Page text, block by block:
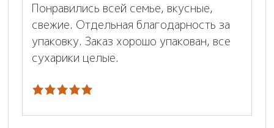
Понравились всей семье, вкусные,
свежие. Отдельная благодарность за
упаковку. Заказ хорошо упакован, все
сухарики целые.